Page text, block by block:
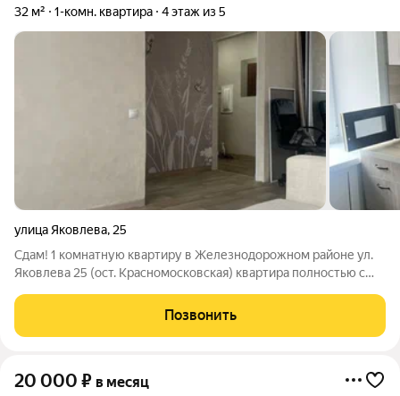
32 м² 1-комн. квартира 4 этаж из 5
улица Яковлева, 25
Сдам! 1 комнатную квартиру в Железнодорожном районе ул.
Яковлева 25 (ост. Красномосковская) квартира полностью с
состоянии, имеется кух. гарнитур, плита газ, микроволновка,
вытяжка, кух.стол,
Позвонить
20 000 ₽ в месяц